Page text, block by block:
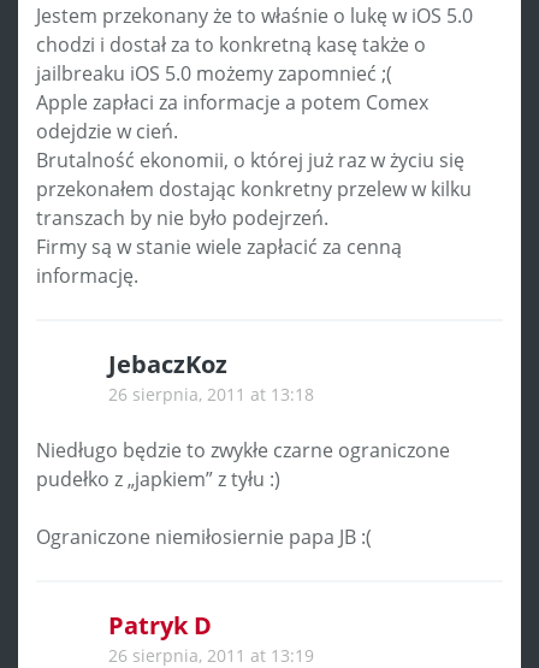
Jestem przekonany że to właśnie o lukę w iOS 5.0
chodzi i dostał za to konkretną kasę także o
jailbreaku iOS 5.0 możemy zapomnieć ;(
Apple zapłaci za informacje a potem Comex
odejdzie w cień.
Brutalność ekonomii, o której już raz w życiu się
przekonałem dostając konkretny przelew w kilku
transzach by nie było podejrzeń.
Firmy są w stanie wiele zapłacić za cenną
informację.
JebaczKoz
26 sierpnia, 2011 at 13:18
Niedługo będzie to zwykłe czarne ograniczone
pudełko z „japkiem” z tyłu :)
Ograniczone niemiłosiernie papa JB :(
Patryk D
26 sierpnia, 2011 at 13:19